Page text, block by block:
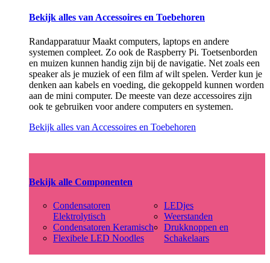
Bekijk alles van Accessoires en Toebehoren
Randapparatuur Maakt computers, laptops en andere
systemen compleet. Zo ook de Raspberry Pi. Toetsenborden
en muizen kunnen handig zijn bij de navigatie. Net zoals een
speaker als je muziek of een film af wilt spelen. Verder kun je
denken aan kabels en voeding, die gekoppeld kunnen worden
aan de mini computer. De meeste van deze accessoires zijn
ook te gebruiken voor andere computers en systemen.
Bekijk alles van Accessoires en Toebehoren
Bekijk alle Componenten
Condensatoren
Elektrolytisch
Condensatoren Keramisch
Flexibele LED Noodles
LEDjes
Weerstanden
Drukknoppen en
Schakelaars